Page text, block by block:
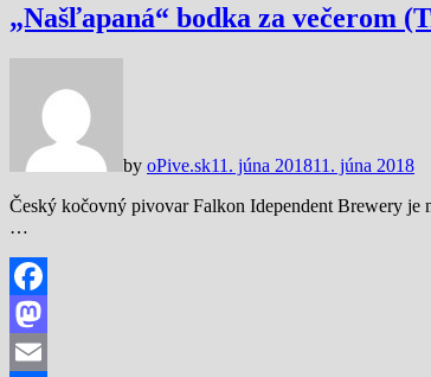
„Našľapaná“ bodka za večerom
by oPive.sk11. júna 201811. júna 2018
Český kočovný pivovar Falkon Idependent Brewery je
…
Facebook
Mastodon